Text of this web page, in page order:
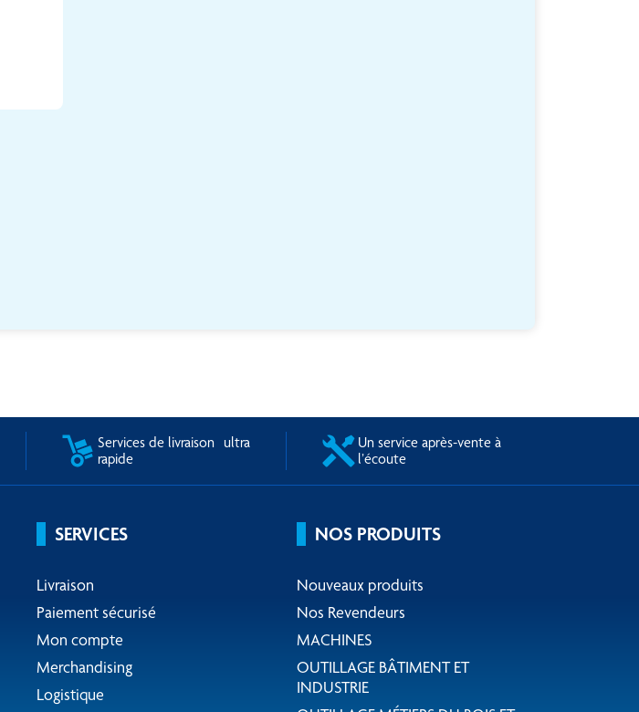
Services de livraison ultra
rapide
Un service après-vente à
l’écoute
SERVICES
Livraison
Paiement sécurisé
Mon compte
Merchandising
Logistique
NOS PRODUITS
Nouveaux produits
Nos Revendeurs
MACHINES
OUTILLAGE BÂTIMENT ET
INDUSTRIE